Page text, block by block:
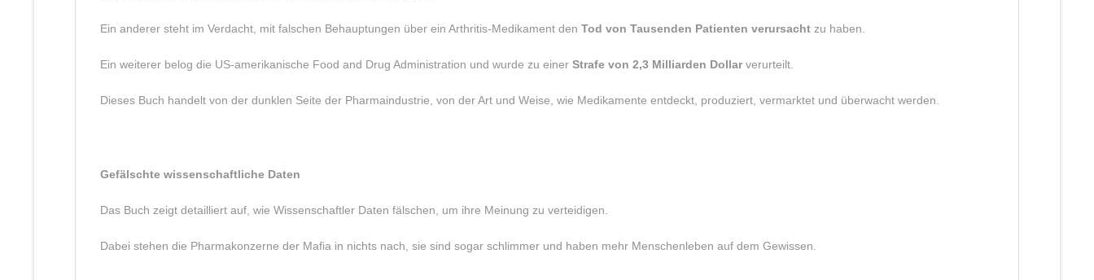
Ein anderer steht im Verdacht, mit falschen Behauptungen über ein Arthritis-Medikament den Tod von Tausenden Patienten verursacht zu haben.
Ein weiterer belog die US-amerikanische Food and Drug Administration und wurde zu einer Strafe von 2,3 Milliarden Dollar verurteilt.
Dieses Buch handelt von der dunklen Seite der Pharmaindustrie, von der Art und Weise, wie Medikamente entdeckt, produziert, vermarktet und überwacht werden.
Gefälschte wissenschaftliche Daten
Das Buch zeigt detailliert auf, wie Wissenschaftler Daten fälschen, um ihre Meinung zu verteidigen.
Dabei stehen die Pharmakonzerne der Mafia in nichts nach, sie sind sogar schlimmer und haben mehr Menschenleben auf dem Gewissen.